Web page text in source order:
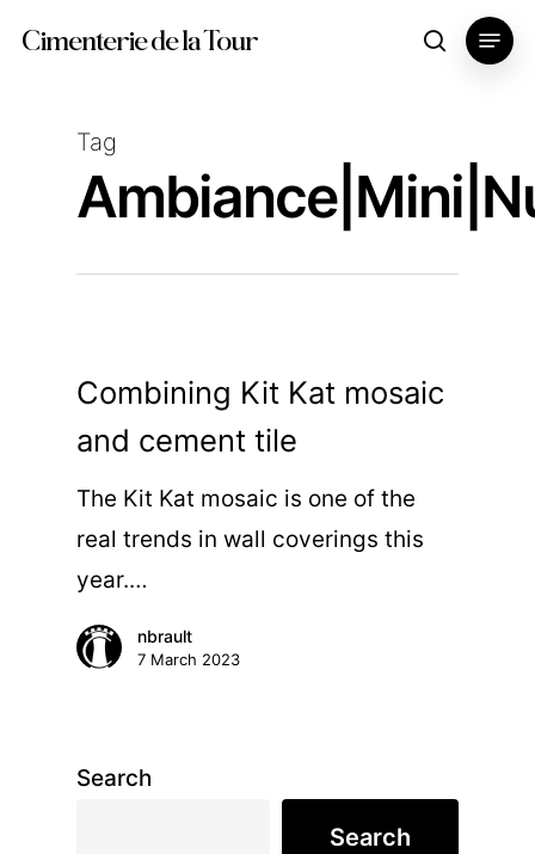
content
Cimenterie de la Tour search
Menu
Tag
Combining Kit Kat mosaic
and cement tile
The Kit Kat mosaic is one of the
real trends in wall coverings this
year.…
nbrault
7 March 2023
Search
Search